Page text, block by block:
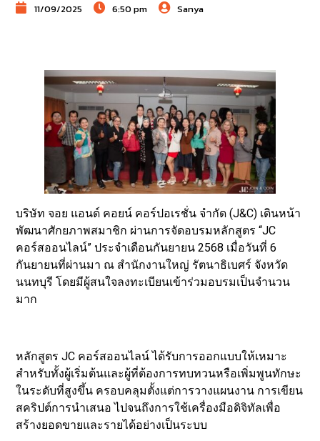
11/09/2025 6:50 pm Sanya
บริษัท จอย แอนด์ คอยน์ คอร์ปอเรชั่น จำกัด (J&C) เดินหน้า
พัฒนาศักยภาพสมาชิก ผ่านการจัดอบรมหลักสูตร “JC
คอร์สออนไลน์” ประจำเดือนกันยายน 2568 เมื่อวันที่ 6
กันยายนที่ผ่านมา ณ สำนักงานใหญ่ รัตนาธิเบศร์ จังหวัด
นนทบุรี โดยมีผู้สนใจลงทะเบียนเข้าร่วมอบรมเป็นจำนวน
มาก
หลักสูตร JC คอร์สออนไลน์ ได้รับการออกแบบให้เหมาะ
สำหรับทั้งผู้เริ่มต้นและผู้ที่ต้องการทบทวนหรือเพิ่มพูนทักษะ
ในระดับที่สูงขึ้น ครอบคลุมตั้งแต่การวางแผนงาน การเขียน
สคริปต์การนำเสนอ ไปจนถึงการใช้เครื่องมือดิจิทัลเพื่อ
สร้างยอดขายและรายได้อย่างเป็นระบบ